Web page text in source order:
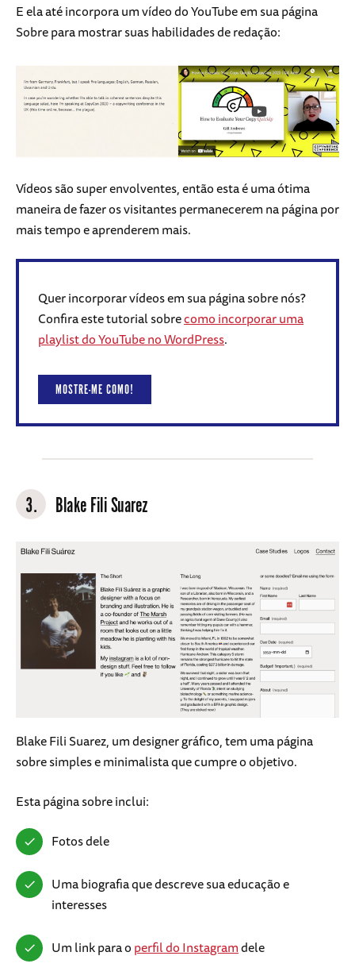
E ela até incorpora um vídeo do YouTube em sua página
Sobre para mostrar suas habilidades de redação:
Vídeos são super envolventes, então esta é uma ótima
maneira de fazer os visitantes permanecerem na página por
mais tempo e aprenderem mais.
Quer incorporar vídeos em sua página sobre nós?
Confira este tutorial sobrecomo incorporar uma
playlist do YouTube no WordPress.
MOSTRE-ME COMO!
3. Blake Fili Suarez
Blake Fili Suarez, um designer gráfico, tem uma página
sobre simples e minimalista que cumpre o objetivo.
Esta página sobre inclui:
Fotos dele
Uma biografia que descreve sua educação e
interesses
Um link para operfil do Instagramdele